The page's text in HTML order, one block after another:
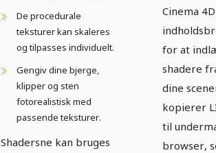
De procedurale
teksturer kan skaleres
og tilpasses individuelt.
Gengiv dine bjerge,
klipper og sten
fotorealistisk med
passende teksturer.
Shadersne kan bruges
Cinema
for at
shadere
dine
kopierer
til
browser,